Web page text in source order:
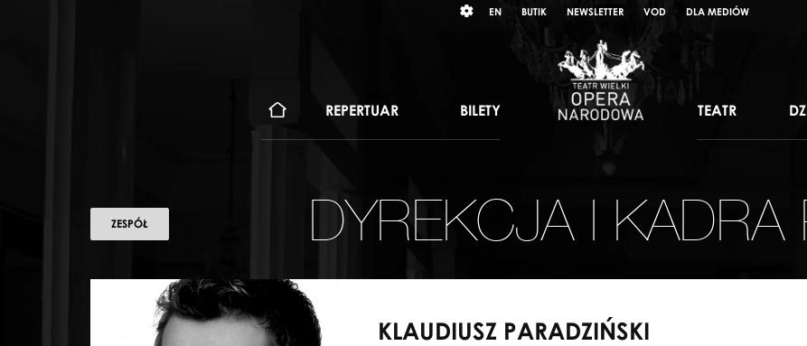
język
EN BUTIK NEWSLETTER VOD DLA MEDIÓW
REPERTUAR BILETY TEATR
DYREKCJA I KADRA
ZESPÓŁ
KLAUDIUSZ PARADZIŃSKI